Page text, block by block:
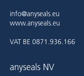
info@anyseals.eu
www.anyseals.eu
VAT BE 0871.936.166
anyseals NV